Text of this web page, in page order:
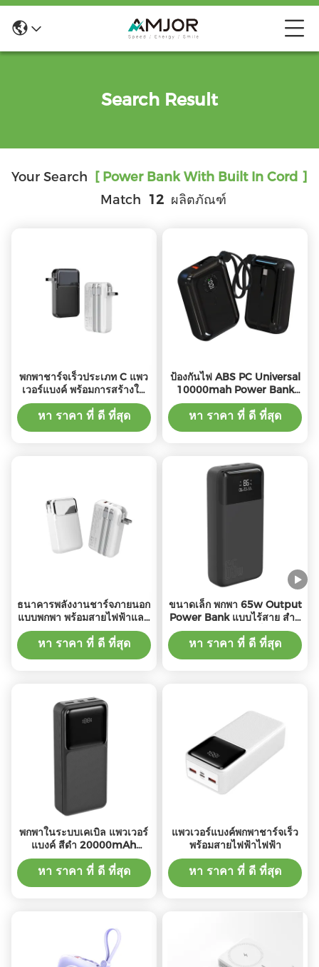
Search Result
Your Search [ Power Bank With Built In Cord ]
Match 12ผลิตภัณฑ์
พกพาชาร์จเร็วประเภท C แพว
เวอร์แบงค์ พร้อมการสร้างใน
สาย CE ยอมรับ
หา ราคา ที่ ดี ที่สุด
ป้องกันไฟ ABS PC Universal
10000mah Power Bank
พร้อมสายไฟ
หา ราคา ที่ ดี ที่สุด
ธนาคารพลังงานชาร์จภายนอก
แบบพกพา พร้อมสายไฟฟ้าและ
PD Output 22.5W
หา ราคา ที่ ดี ที่สุด
ขนาดเล็ก พกพา 65w Output
Power Bank แบบไร้สาย สําห
รับการชาร์จเร็ว
หา ราคา ที่ ดี ที่สุด
พกพาในระบบเคเบิล แพวเวอร์
แบงค์ สีดํา 20000mAh
ประเภท C เคเบิล แพวเวอร์
แบงค์
หา ราคา ที่ ดี ที่สุด
แพวเวอร์แบงค์พกพาชาร์จเร็ว
พร้อมสายไฟฟ้าไฟฟ้า
หา ราคา ที่ ดี ที่สุด